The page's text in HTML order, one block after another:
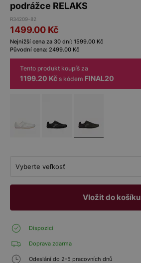
podrážce RELAKS
R34209-82
1499.00 Kč
Nejnižší cena za 30 dní: 1599.00 Kč
Původní cena: 2499.00 Kč
Tento produkt koupíš za
1199.20 Kč s kódem FINAL20
Vyberte veľkosť
Vložit do košíku
Dispozici
Doprava zdarma
Odeslání do 2-5 pracovních dnů